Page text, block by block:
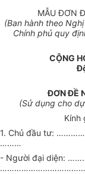
MẪU ĐƠN
(Ban hành theo
Chính phủ quy
CỘNG
ĐƠN ĐỀ
(Sử dụng cho
1. Chủ đầu tư:
………
- Người đại diện: